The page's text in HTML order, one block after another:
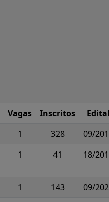
Vagas Inscritos
1 328
09/
1 41 18/
1 143
09/